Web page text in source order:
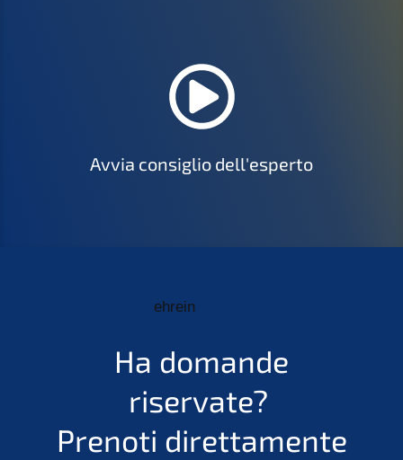
Avvia consiglio dell'esperto
Ha domande
riservate?
Prenoti direttamente